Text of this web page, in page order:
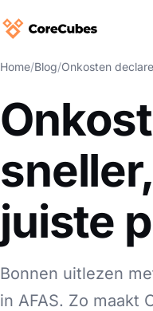
Home/Blog/Onkosten
juiste
Bonnen uitlezen
in AFAS. Zo maakt